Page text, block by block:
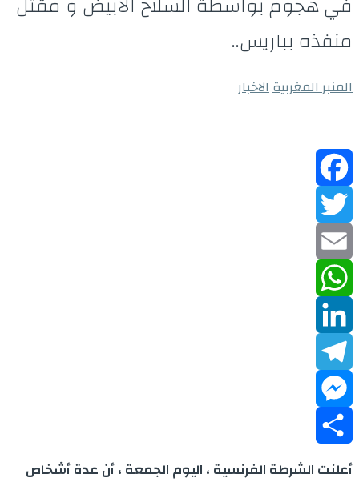
منفذه بباريس..
المنبر المغربيةالاخبار
Facebook
Twitter
Email
WhatsApp
LinkedIn
Telegram
Messenger
Share
أعلنت الشرطة الفرنسية ، اليوم الجمعة ، أن عدة أشخاص